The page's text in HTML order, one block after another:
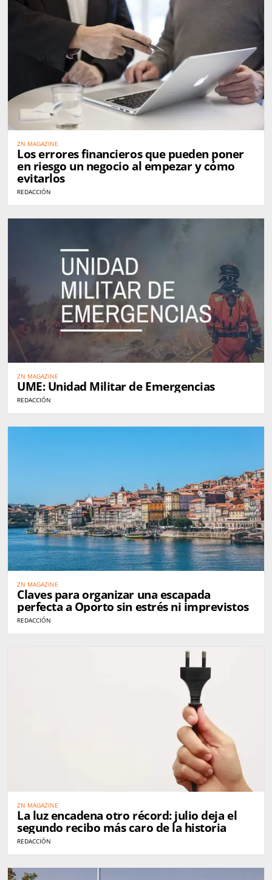
ZN MAGAZINE
Los errores financieros que pueden poner
en riesgo un negocio al empezar y cómo
evitarlos
REDACCIÓN
ZN MAGAZINE
UME: Unidad Militar de Emergencias
REDACCIÓN
ZN MAGAZINE
Claves para organizar una escapada
perfecta a Oporto sin estrés ni imprevistos
REDACCIÓN
ZN MAGAZINE
La luz encadena otro récord: julio deja el
segundo recibo más caro de la historia
REDACCIÓN